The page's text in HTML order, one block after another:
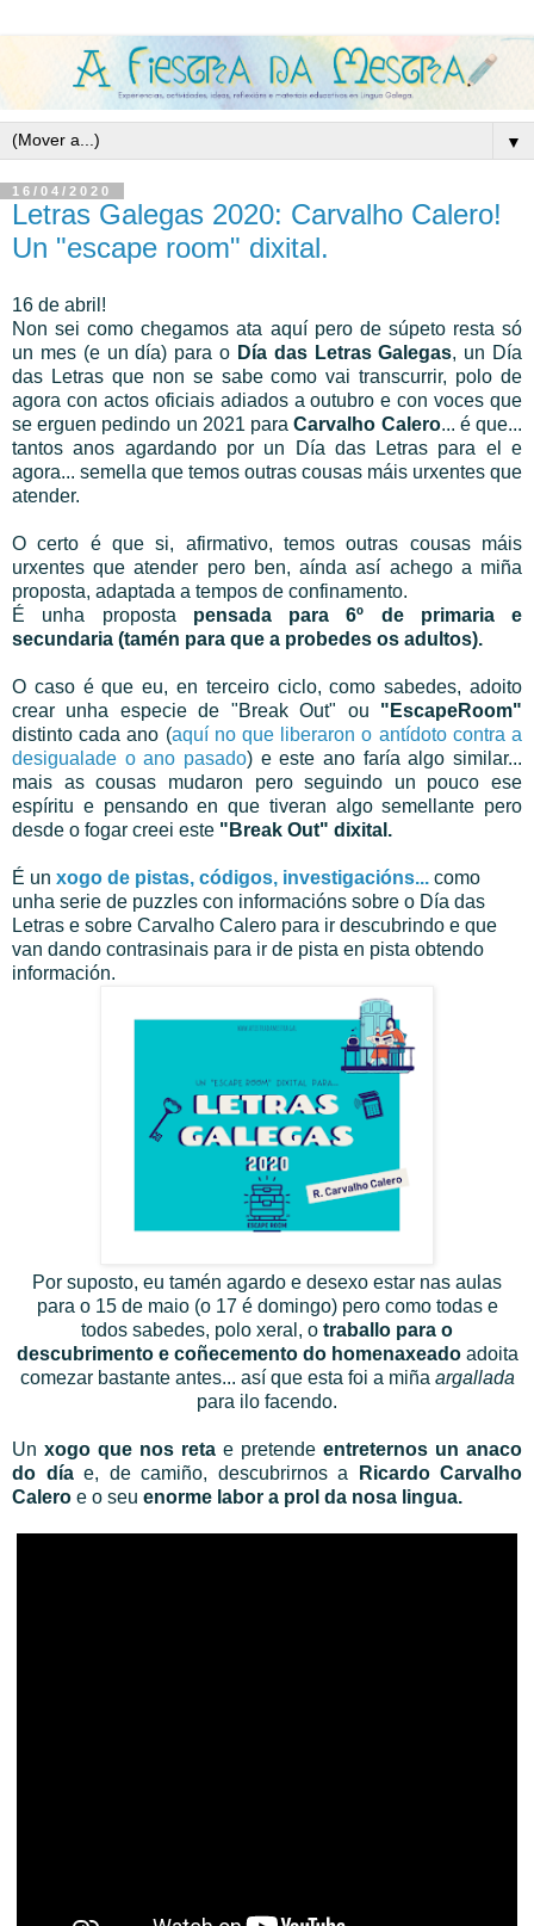
▼
16/04/2020
Letras Galegas 2020: Carvalho Calero!
Un "escape room" dixital.
16 de abril!
Non sei como chegamos ata aquí pero de súpeto resta só
un mes (e un día) para o Día das Letras Galegas, un Día
das Letras que non se sabe como vai transcurrir, polo de
agora con actos oficiais adiados a outubro e con voces que
se erguen pedindo un 2021 paraCarvalho Calero... é que...
tantos anos agardando por un Día das Letras para el e
agora... semella que temos outras cousas máis urxentes que
atender.
O certo é que si, afirmativo, temos outras cousas máis
urxentes que atender pero ben, aínda así achego a miña
proposta, adaptada a tempos de confinamento.
É unha proposta pensada para 6º de primaria e
secundaria (tamén para que a probedes os adultos).
O caso é que eu, en terceiro ciclo, como sabedes, adoito
crear unha especie de "Break Out" ou "EscapeRoom"
distinto cada ano (aquí no que liberaron o antídoto contra a
desigualade o ano pasado) e este ano faría algo similar...
mais as cousas mudaron pero seguindo un pouco ese
espíritu e pensando en que tiveran algo semellante pero
desde o fogar creei este "Break Out" dixital.
É un xogo de pistas, códigos, investigacións... como
unha serie de puzzles con informacións sobre o Día das
Letras e sobre Carvalho Calero para ir descubrindo e que
van dando contrasinais para ir de pista en pista obtendo
información.
Por suposto, eu tamén agardo e desexo estar nas aulas
para o 15 de maio (o 17 é domingo) pero como todas e
todos sabedes, polo xeral, o traballo para o
descubrimento e coñecemento do homenaxeadoadoita
comezar bastante antes... así que esta foi a miña argallada
para ilo facendo.
Un xogo que nos reta e pretende entreternos un anaco
do díae, de camiño, descubrirnos a
Ricardo Carvalho
Calero e o seu enorme labor a prol da nosa lingua.